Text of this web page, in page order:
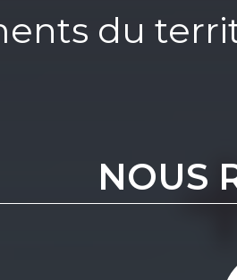
du
NOUS